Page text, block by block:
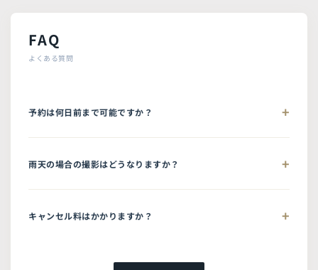
FAQ
よくある質問
予約は何日前まで可能ですか？
雨天の場合の撮影はどうなりますか？
キャンセル料はかかりますか？